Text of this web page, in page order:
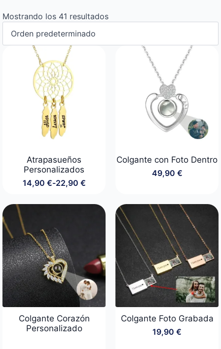
Mostrando los 41 resultados
Atrapasueños
Personalizados
14,90 €-22,90 €
Rango
precios:
hasta
22,90 €
Colgante con Foto Dentro
49,90 €
Colgante Corazón
Personalizado
Colgante Foto Grabada
19,90 €